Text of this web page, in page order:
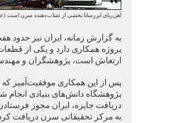
آهن‌ربای ابررسانا بخشی از شتاب‌دهنده سرن
به گزارش زمانه، ایران نیز حدود
پروژه همکاری دارد و یکی از
ارتعاش است، پژوهشگران و
پس از این همکاری موفقیت‌آمیز
پژوهشگاه دانش‌های بنیادی انجام
دریافت جایزه، ایران مجوز
به مرکز تحقیقاتی سرن دریافت